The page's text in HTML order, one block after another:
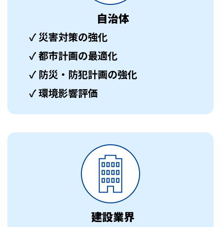
自治体
✓ 災害対策の強化
✓ 都市計画の最適化
✓ 防災・防犯計画の強化
✓ 環境影響評価
建設業界